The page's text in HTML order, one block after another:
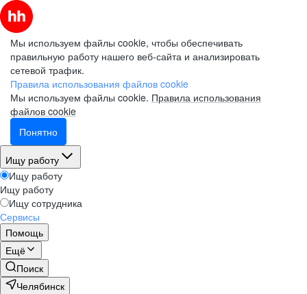
Мы используем файлы cookie, чтобы обеспечивать
правильную работу нашего веб-сайта и анализировать
сетевой трафик.
Правила использования файлов cookie
Мы используем файлы cookie. Правила использования
файлов cookie
Понятно
Ищу работу
Ищу работу
Ищу работу
Ищу сотрудника
Сервисы
Помощь
Ещё
Поиск
Челябинск